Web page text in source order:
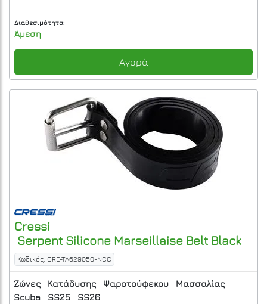
Διαθεσιμότητα:
Άμεση
Αγορά
Cressi
Serpent Silicone Marseillaise Belt Black
Κωδικός: CRE-TA629050-NCC
Ζώνες Κατάδυσης Ψαροτούφεκου
Μασσαλίας
Scuba
SS25
SS26